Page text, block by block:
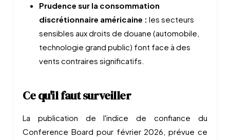
Prudence sur la consommation
discrétionnaire américaine : les secteurs
sensibles aux droits de douane (automobile,
technologie grand public) font face à des
vents contraires significatifs.
Ce qu'il faut surveiller
La publication de l'indice de confiance du
Conference Board pour février 2026, prévue ce